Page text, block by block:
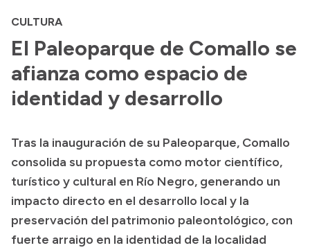
Autoridades y Organismos
Discursos en la Legislatura
Casa de Gobierno
Acerca de Río Negro
Geografía
Invertí en Río Negro
Transparencia
CULTURA
El Paleoparque de Comallo se
afianza como espacio de
identidad y desarrollo
Tras la inauguración de su Paleoparque, Comallo
consolida su propuesta como motor científico,
turístico y cultural en Río Negro, generando un
impacto directo en el desarrollo local y la
preservación del patrimonio paleontológico, con
fuerte arraigo en la identidad de la localidad